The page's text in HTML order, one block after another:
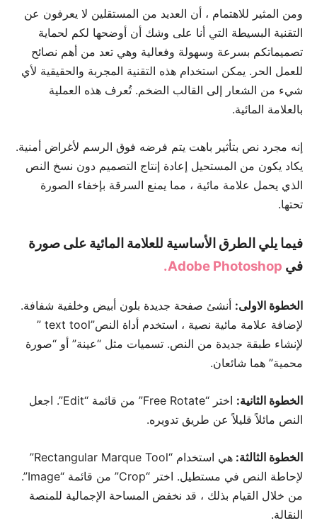
ومن المثير للاهتمام ، أن العديد من المستقلين لا يعرفون عن
التقنية البسيطة التي أنا على وشك أن أوضحها لكم لحماية
تصميماتكم بسرعة وسهولة وفعالية وهي تعد من أهم نصائح
للعمل الحر. يمكن استخدام هذه التقنية المجربة والحقيقية لأي
شيء من الشعار إلى القالب الضخم. تُعرف هذه العملية
بالعلامة المائية.
إنه مجرد نص بتأثير باهت يتم فرضه فوق الرسم لأغراض أمنية.
يكاد يكون من المستحيل إعادة إنتاج التصميم دون نسخ النص
الذي يحمل علامة مائية ، مما يمنع السرقة بإخفاء الصورة
تحتها.
فيما يلي الطرق الأساسية للعلامة المائية على صورة
في Adobe Photoshop.
الخطوة الاولى: أنشئ صفحة جديدة بلون أبيض وخلفية شفافة.
لإضافة علامة مائية نصية ، استخدم أداة النص”text tool ”
لإنشاء طبقة جديدة من النص. تسميات مثل “عينة” أو “صورة
محمية” هما شائعان.
الخطوة الثانية:
اختر “Free Rotate” من قائمة “Edit”. اجعل
النص مائلاً قليلاً عن طريق تدويره.
الخطوة الثالثة:
هي استخدام “Rectangular Marque Tool”
لإحاطة النص في مستطيل. اختر “Crop” من قائمة “Image”.
من خلال القيام بذلك ، قد نخفض المساحة الإجمالية للمنصة
النقالة.